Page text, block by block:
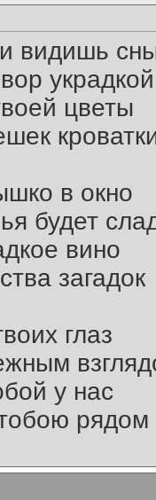
видишь
украдкой
цветы
в окно
будет
вино
загадок
глаз
у нас
рядом